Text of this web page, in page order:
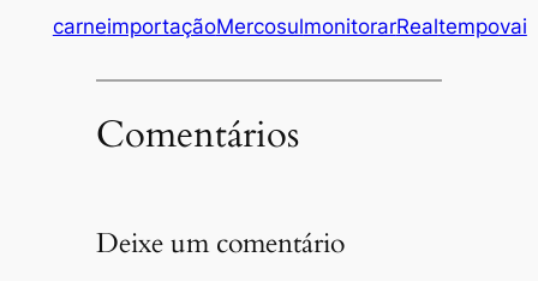
carneimportaçãoMercosulmonitorarRealtempovai
Comentários
Deixe um comentário